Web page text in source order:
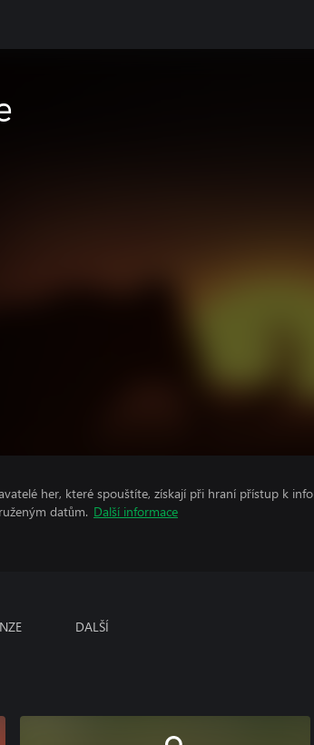
her, které spouštíte, získají při hraní přístup k
datům. Další informace
DALŠÍ